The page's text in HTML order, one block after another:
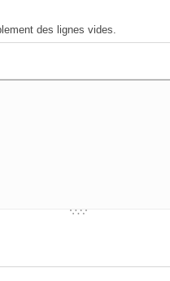
des lignes vides.